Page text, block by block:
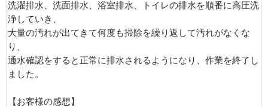
洗濯排水、洗面排水、浴室排水、トイレの排水を順番に高圧洗
浄していき、
大量の汚れが出てきて何度も掃除を繰り返して汚れがなくな
り、
通水確認をすると正常に排水されるようになり、作業を終了し
ました。
【お客様の感想】